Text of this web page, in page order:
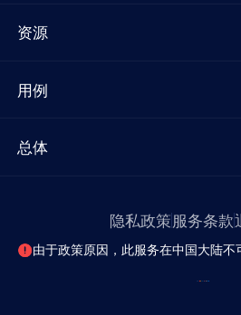
资源
用例
总体
隐私政策服务条款
由于政策原因，此服务在中国大陆不